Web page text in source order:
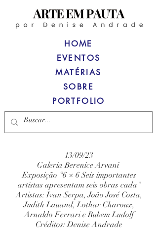
HOME
MATÉRIAS
SOBRE
PORTFOLIO
EVENTOS
13/09/23
Galeria Berenice Arvani
Exposição “6 × 6 Seis importantes
artistas apresentam seis obras cada"
Artistas: Ivan Serpa, João José Costa,
Judith Lauand, Lothar Charoux,
Arnaldo Ferrari e Rubem Ludolf
Créditos: Denise Andrade